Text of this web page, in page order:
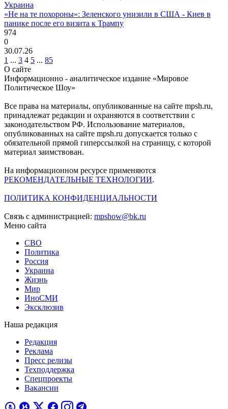
Украина
«Не на те похороны»: Зеленского унизили в США - Киев в
панике после его визита к Трампу
974
0
30.07.26
1 ... 3 4 5 ... 85
О сайте
Информационно - аналитическое издание «Мировое
Политическое Шоу»
Все права на материалы, опубликованные на сайте mpsh.ru,
принадлежат редакции и охраняются в соответствии с
законодательством РФ. Использование материалов,
опубликованных на сайте mpsh.ru допускается только с
обязательной прямой гиперссылкой на страницу, с которой
материал заимствован.
На информационном ресурсе применяются
РЕКОМЕНДАТЕЛЬНЫЕ ТЕХНОЛОГИИ.
ПОЛИТИКА КОНФИДЕНЦИАЛЬНОСТИ
Связь с администрацией: mpshow@bk.ru
Меню сайта
СВО
Политика
Россия
Украина
Жизнь
Мир
ИноСМИ
Эксклюзив
Наша редакция
Редакция
Реклама
Пресс релизы
Техподдержка
Спецпроекты
Вакансии